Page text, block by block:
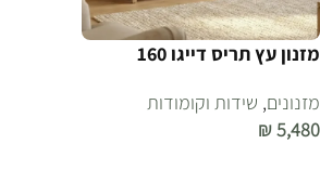
מזנון עץ תריס דייגו 160
מזנונים, שידות וקומודות
₪5,480